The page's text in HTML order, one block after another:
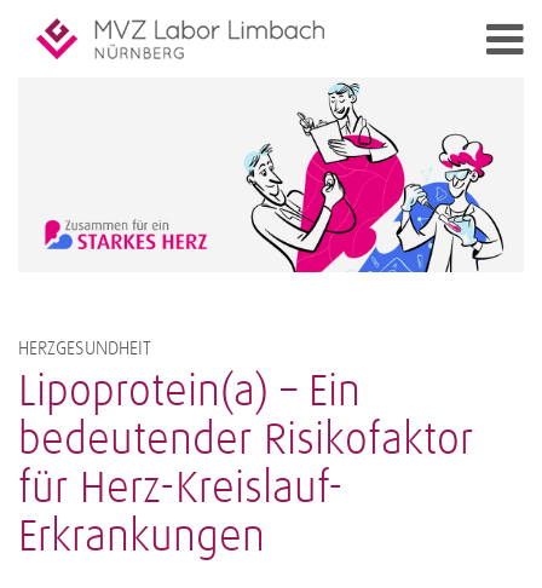
HERZGESUNDHEIT
Lipoprotein(a) – Ein
bedeutender Risikofaktor
für Herz-Kreislauf-
Erkrankungen